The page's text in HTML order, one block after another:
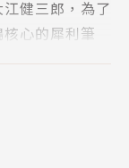
健三郎，為了
心的犀利筆
不可呢？」大
察長子光的人